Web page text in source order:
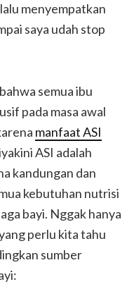
menyempatkan
saya udah stop
semua ibu
pada masa awal
manfaat ASI
ASI adalah
kandungan dan
kebutuhan nutrisi
bayi. Nggak hanya
perlu kita tahu
sumber